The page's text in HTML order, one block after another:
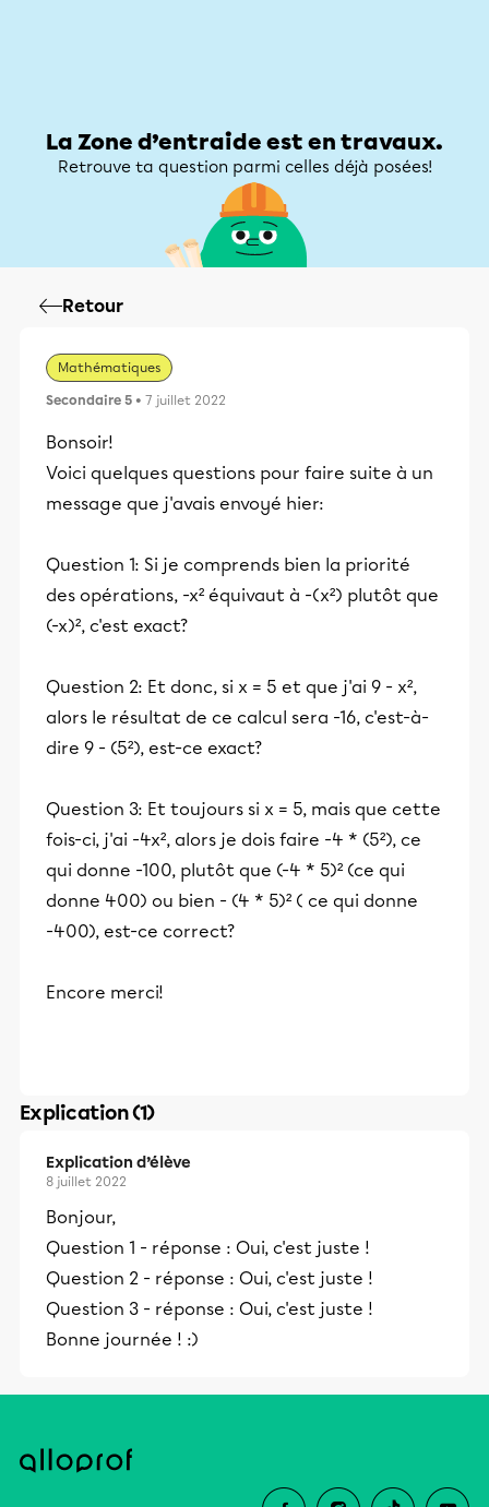
La Zone d’entraide est en travaux.
Retrouve ta question parmi celles déjà posées!
Retour
Mathématiques
Secondaire 5 • 7 juillet 2022
Bonsoir!
Voici quelques questions pour faire suite à un
message que j'avais envoyé hier:
Question 1: Si je comprends bien la priorité
des opérations, -x² équivaut à -(x²) plutôt que
(-x)², c'est exact?
Question 2: Et donc, si x = 5 et que j'ai 9 - x²,
alors le résultat de ce calcul sera -16, c'est-à-
dire 9 - (5²), est-ce exact?
Question 3: Et toujours si x = 5, mais que cette
fois-ci, j'ai -4x², alors je dois faire -4 * (5²), ce
qui donne -100, plutôt que (-4 * 5)² (ce qui
donne 400) ou bien - (4 * 5)² ( ce qui donne
-400), est-ce correct?
Encore merci!
Explication (1)
Explication d’élève
8 juillet 2022
Bonjour,
Question 1 - réponse : Oui, c'est juste !
Question 2 - réponse : Oui, c'est juste !
Question 3 - réponse : Oui, c'est juste !
Bonne journée ! :)